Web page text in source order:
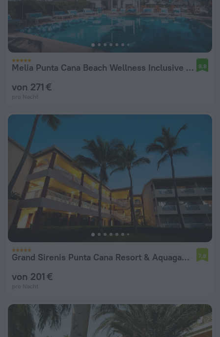
Melia Punta Cana Beach Wellness Inclusive - Adults only 8,8
von 271 €
pro Nacht
Grand Sirenis Punta Cana Resort & Aquagames - All Inclusive 7,8
von 201 €
pro Nacht